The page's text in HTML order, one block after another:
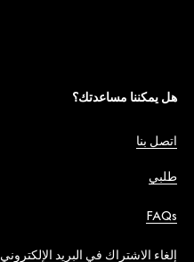
هل يمكننا مساعدتك؟
اتصل بنا
طلبي
FAQs
إلغاء الاشتراك في البريد الإلكتروني